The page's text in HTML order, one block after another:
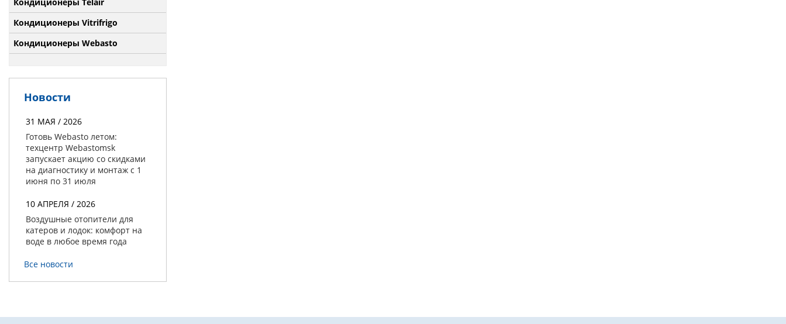
Кондиционеры Vitrifrigo
Кондиционеры Webasto
Новости
31 МАЯ / 2026
Готовь Webasto летом:
техцентр Webastomsk
запускает акцию со скидками
на диагностику и монтаж с 1
июня по 31 июля
10 АПРЕЛЯ / 2026
Воздушные отопители для
катеров и лодок: комфорт на
воде в любое время года
Все новости